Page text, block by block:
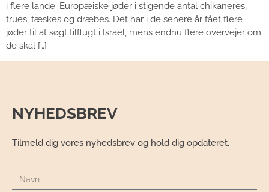
i flere lande. Europæiske jøder i stigende antal chikaneres,
trues, tæskes og dræbes. Det har i de senere år fået flere
jøder til at søgt tilflugt i Israel, mens endnu flere overvejer om
de skal […]
NYHEDSBREV
Tilmeld dig vores nyhedsbrev og hold dig opdateret.